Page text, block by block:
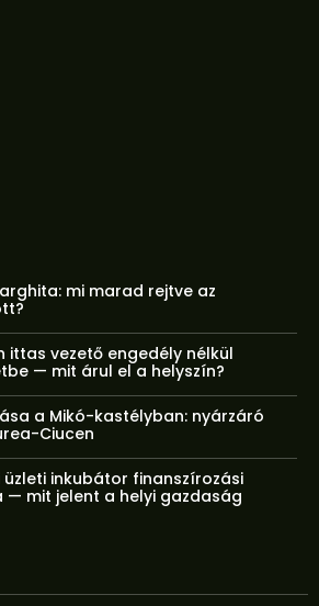
mi marad rejtve az
ittas vezető engedély nélkül
— mit árul el a helyszín?
a Mikó-kastélyban: nyárzáró
Ciucen
üzleti inkubátor finanszírozási
— mit jelent a helyi gazdaság